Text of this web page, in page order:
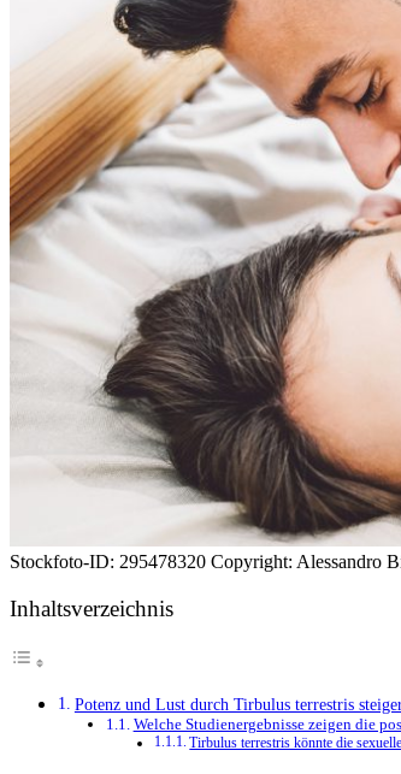
Stockfoto-ID: 295478320 Copyright: Alessandro
Inhaltsverzeichnis
Potenz und Lust durch Tirbulus terrestris
Welche Studienergebnisse zeigen die
Tirbulus terrestris könnte die